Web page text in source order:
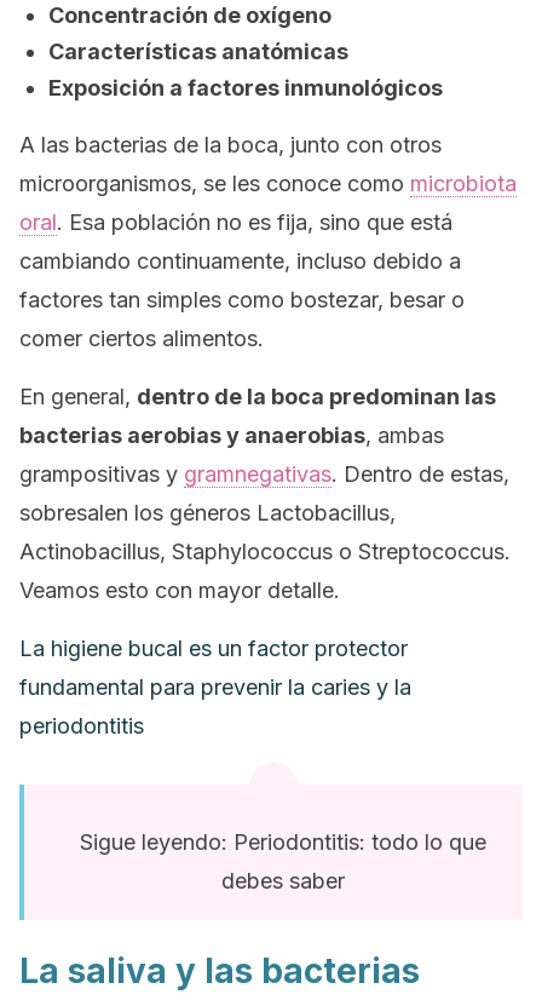
Concentración de oxígeno
Características anatómicas
Exposición a factores inmunológicos
A las bacterias de la boca, junto con otros
microorganismos, se les conoce como microbiota
oral. Esa población no es fija, sino que está
cambiando continuamente, incluso debido a
factores tan simples como bostezar, besar o
comer ciertos alimentos.
En general, dentro de la boca predominan las
bacterias aerobias y anaerobias, ambas
grampositivas y gramnegativas. Dentro de estas,
sobresalen los géneros Lactobacillus,
Actinobacillus, Staphylococcus o Streptococcus.
Veamos esto con mayor detalle.
La higiene bucal es un factor protector
fundamental para prevenir la caries y la
periodontitis
Sigue leyendo: Periodontitis: todo lo que
debes saber
La saliva y las bacterias